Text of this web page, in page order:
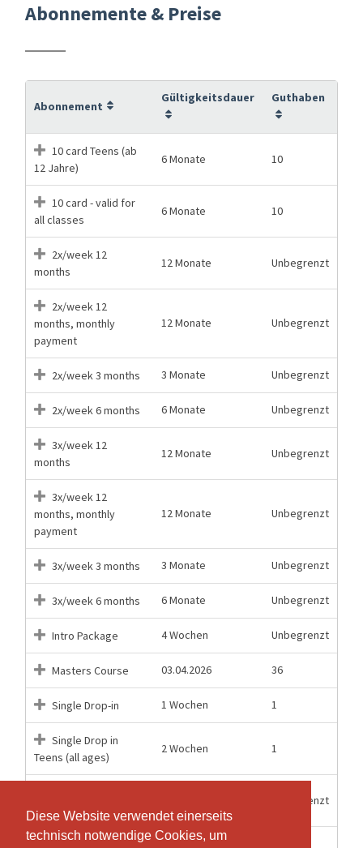
Diese Website verwendet einerseits
technisch notwendige Cookies, um
Diese Website verwendet einerseits
technisch notwendige Cookies, um
Abonnemente & Preise
Abonnement
Gültigkeitsdauer Guthaben
10 card Teens (ab
12 Jahre)
6 Monate 10
10 card - valid for
all classes
6 Monate 10
2x/week 12
months
12 Monate Unbegrenzt
2x/week 12
months, monthly
payment
12 Monate Unbegrenzt
2x/week 3 months 3 Monate Unbegrenzt
2x/week 6 months 6 Monate Unbegrenzt
3x/week 12
months
12 Monate Unbegrenzt
3x/week 12
months, monthly
payment
12 Monate Unbegrenzt
3x/week 3 months 3 Monate Unbegrenzt
3x/week 6 months 6 Monate Unbegrenzt
Intro Package 4 Wochen Unbegrenzt
Masters Course 03.04.2026 36
Single Drop-in 1 Wochen 1
Single Drop in
Teens (all ages)
2 Wochen 1
months
Unbegrenzt
Unlimited 12